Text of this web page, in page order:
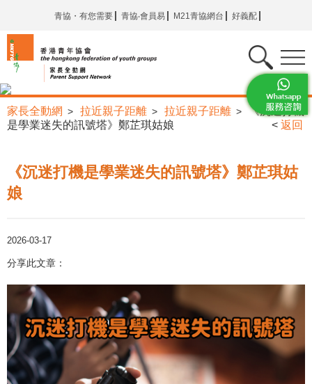
青協・有您需要 青協‧會員易 M21青協網台 好義配
家長全動網 > 拉近親子距離 > 拉近親子距離 >
《沉迷打機
是學業迷失的訊號塔》鄭芷琪姑娘
< 返回
《沉迷打機是學業迷失的訊號塔》鄭芷琪姑
娘
2026-03-17
分享此文章：